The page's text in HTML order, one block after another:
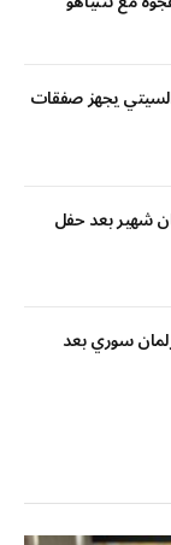
يجهز صفقات
شهير بعد حفل
سوري بعد